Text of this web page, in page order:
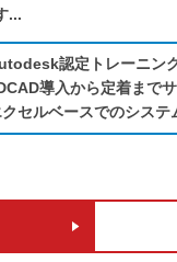
...
認定トレーニン
導入から定着まで
クセルベースでのシステ